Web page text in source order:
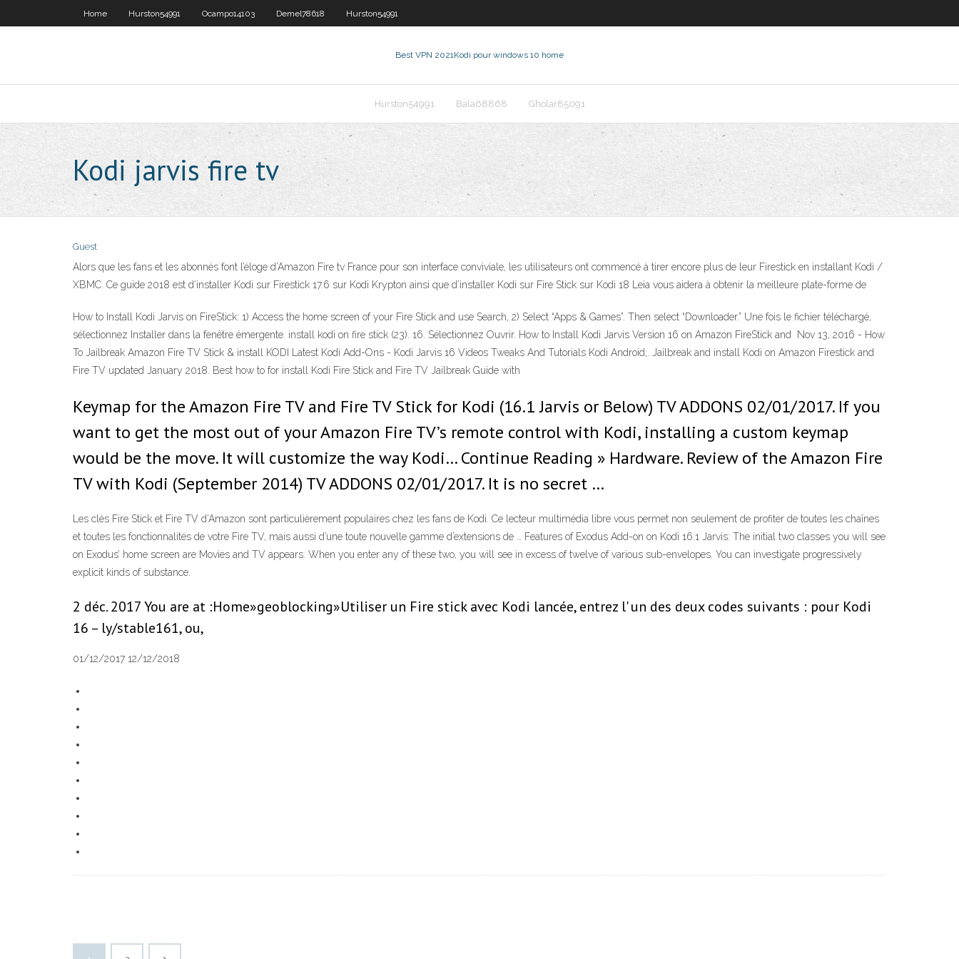
Home Hurston54991 Ocampo14103 Demel78618 Hurston54991
Best VPN 2021Kodi pour windows 10 home
Hurston54991 Bala68868 Gholar85091
Kodi jarvis fire tv
Guest
Alors que les fans et les abonnés font l’éloge d’Amazon Fire tv France pour son interface conviviale, les utilisateurs ont commencé à tirer encore plus de leur Firestick en installant Kodi /
XBMC. Ce guide 2018 est d’installer Kodi sur Firestick 17.6 sur Kodi Krypton ainsi que d’installer Kodi sur Fire Stick sur Kodi 18 Leia vous aidera à obtenir la meilleure plate-forme de
How to Install Kodi Jarvis on FireStick: 1) Access the home screen of your Fire Stick and use Search, 2) Select “Apps & Games”. Then select “Downloader.” Une fois le fichier téléchargé,
sélectionnez Installer dans la fenêtre émergente. install kodi on fire stick (23). 16. Sélectionnez Ouvrir. How to Install Kodi Jarvis Version 16 on Amazon FireStick and Nov 13, 2016 - How
To Jailbreak Amazon Fire TV Stick & install KODI Latest Kodi Add-Ons - Kodi Jarvis 16 Videos Tweaks And Tutorials Kodi Android,. Jailbreak and install Kodi on Amazon Firestick and
Fire TV updated January 2018. Best how to for install Kodi Fire Stick and Fire TV Jailbreak Guide with
Keymap for the Amazon Fire TV and Fire TV Stick for Kodi (16.1 Jarvis or Below) TV ADDONS 02/01/2017. If you
want to get the most out of your Amazon Fire TV’s remote control with Kodi, installing a custom keymap
would be the move. It will customize the way Kodi… Continue Reading » Hardware. Review of the Amazon Fire
TV with Kodi (September 2014) TV ADDONS 02/01/2017. It is no secret …
Les clés Fire Stick et Fire TV d’Amazon sont particulièrement populaires chez les fans de Kodi. Ce lecteur multimédia libre vous permet non seulement de profiter de toutes les chaînes
et toutes les fonctionnalités de votre Fire TV, mais aussi d’une toute nouvelle gamme d’extensions de … Features of Exodus Add-on on Kodi 16.1 Jarvis: The initial two classes you will see
on Exodus’ home screen are Movies and TV appears. When you enter any of these two, you will see in excess of twelve of various sub-envelopes. You can investigate progressively
explicit kinds of substance.
2 déc. 2017 You are at :Home»geoblocking»Utiliser un Fire stick avec Kodi lancée, entrez l' un des deux codes suivants : pour Kodi
16 – ly/stable161, ou,
01/12/2017 12/12/2018